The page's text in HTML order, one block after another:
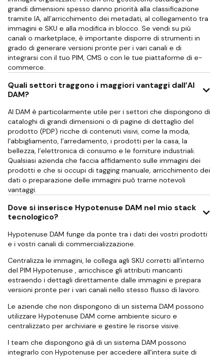
grandi dimensioni spesso danno priorità alla classificazione
tramite IA, all’arricchimento dei metadati, al collegamento tra
immagini e SKU e alla modifica in blocco. Se vendi su più
canali o marketplace, è importante disporre di strumenti in
grado di generare versioni pronte per i vari canali e di
integrarsi con il tuo PIM, CMS o con le tue piattaforme di e-
commerce.
Quali settori traggono i maggiori vantaggi dall’AI
DAM?
AI DAM è particolarmente utile per i settori che dispongono di
cataloghi di grandi dimensioni o di pagine di dettaglio del
prodotto (PDP) ricche di contenuti visivi, come la moda,
l’abbigliamento, l’arredamento, i prodotti per la casa, la
bellezza, l’elettronica di consumo e le forniture industriali.
Qualsiasi azienda che faccia affidamento sulle immagini dei
prodotti e che si occupi di tagging manuale, arricchimento dei
dati o preparazione delle immagini può trarne notevoli
vantaggi.
Dove si inserisce Hypotenuse DAM nel mio stack
tecnologico?
Hypotenuse DAM funge da ponte tra i dati dei vostri prodotti
e i vostri canali di commercializzazione.
Centralizza le immagini, le collega agli SKU corretti all’interno
del PIM Hypotenuse , arricchisce gli attributi mancanti
estraendo i dettagli direttamente dalle immagini e prepara
versioni pronte per i vari canali nello stesso flusso di lavoro.
Le aziende che non dispongono di un sistema DAM possono
utilizzare Hypotenuse DAM come ambiente sicuro e
centralizzato per archiviare e gestire le risorse visive.
I team che dispongono già di un sistema DAM possono
integrarlo con Hypotenuse per accedere all'intera suite di